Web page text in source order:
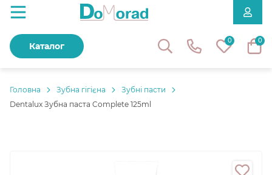
0 0
Каталог
Головнa Зубна гігієна
Зубні пасти
Dentalux Зубна паста Complete 125ml